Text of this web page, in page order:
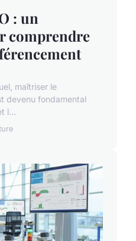
: un
comprendre
maîtriser le
devenu fondamental
l...